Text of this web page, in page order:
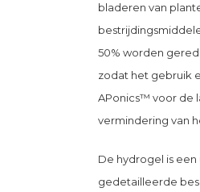
bladeren van
50% worden
zodat het gebruik
APonics™ voor de
vermindering van
De hydrogel is
gedetailleerde